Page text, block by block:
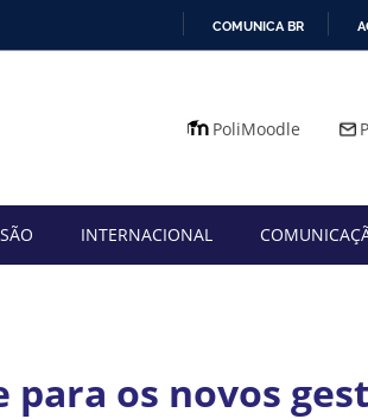
O
COMUNICA BR
PoliMoodle
INTERNACIONAL
os novos